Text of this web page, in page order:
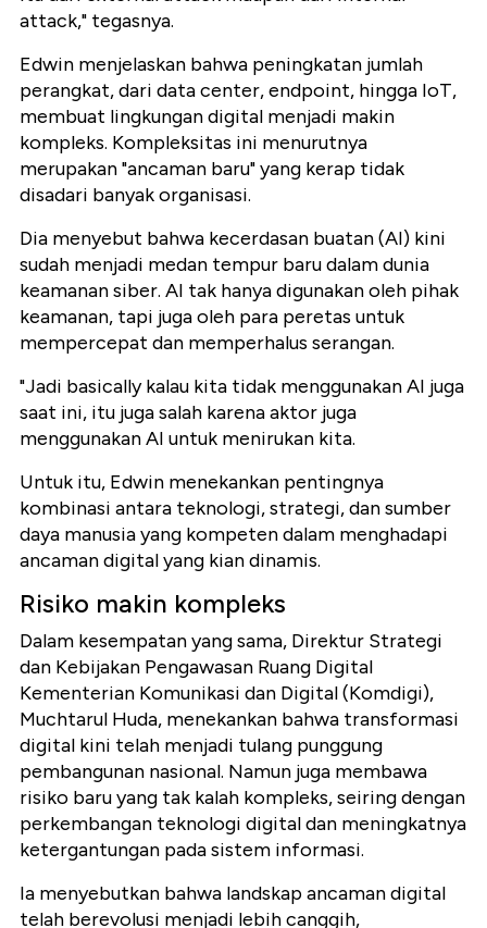
attack," tegasnya.
Edwin menjelaskan bahwa peningkatan jumlah
perangkat, dari data center, endpoint, hingga IoT,
membuat lingkungan digital menjadi makin
kompleks. Kompleksitas ini menurutnya
merupakan "ancaman baru" yang kerap tidak
disadari banyak organisasi.
Dia menyebut bahwa kecerdasan buatan (AI) kini
sudah menjadi medan tempur baru dalam dunia
keamanan siber. AI tak hanya digunakan oleh pihak
keamanan, tapi juga oleh para peretas untuk
mempercepat dan memperhalus serangan.
"Jadi basically kalau kita tidak menggunakan AI juga
saat ini, itu juga salah karena aktor juga
menggunakan AI untuk menirukan kita.
Untuk itu, Edwin menekankan pentingnya
kombinasi antara teknologi, strategi, dan sumber
daya manusia yang kompeten dalam menghadapi
ancaman digital yang kian dinamis.
Risiko makin kompleks
Dalam kesempatan yang sama, Direktur Strategi
dan Kebijakan Pengawasan Ruang Digital
Kementerian Komunikasi dan Digital (Komdigi),
Muchtarul Huda, menekankan bahwa transformasi
digital kini telah menjadi tulang punggung
pembangunan nasional. Namun juga membawa
risiko baru yang tak kalah kompleks, seiring dengan
perkembangan teknologi digital dan meningkatnya
ketergantungan pada sistem informasi.
Ia menyebutkan bahwa landskap ancaman digital
telah berevolusi menjadi lebih canggih,